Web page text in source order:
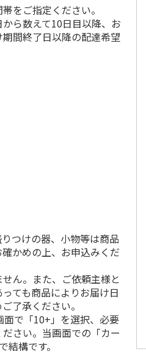
をご指定ください。
ら数えて10日目以降、お
間終了日以降の配達希望
つけの器、小物等は商品
かめの上、お申込みくだ
ん。また、ご依頼主様と
ても商品によりお届け日
了承ください。
で「10+」を選択、必要
さい。当画面での「カー
構です。